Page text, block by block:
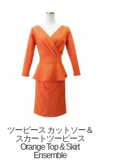
ツーピース カットソー＆
スカートツーピース
Orange Top & Skirt
Ensemble